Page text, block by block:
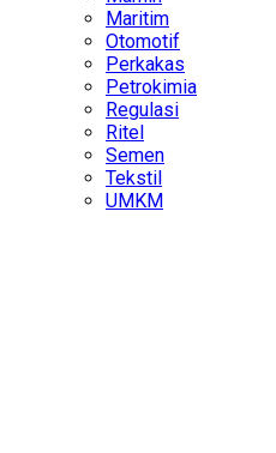
Maritim
Otomotif
Perkakas
Petrokimia
Regulasi
Ritel
Semen
Tekstil
UMKM